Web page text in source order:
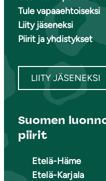
Tule vapaaehtoiseksi
Liity jäseneksi
Piirit ja yhdistykset
LIITY JÄSENEKSI
Suomen
piirit
Etelä-Häme
Etelä-Karjala